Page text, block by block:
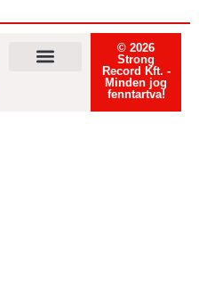
© 2026
Strong
Record Kft. -
Minden jog
fenntartva!